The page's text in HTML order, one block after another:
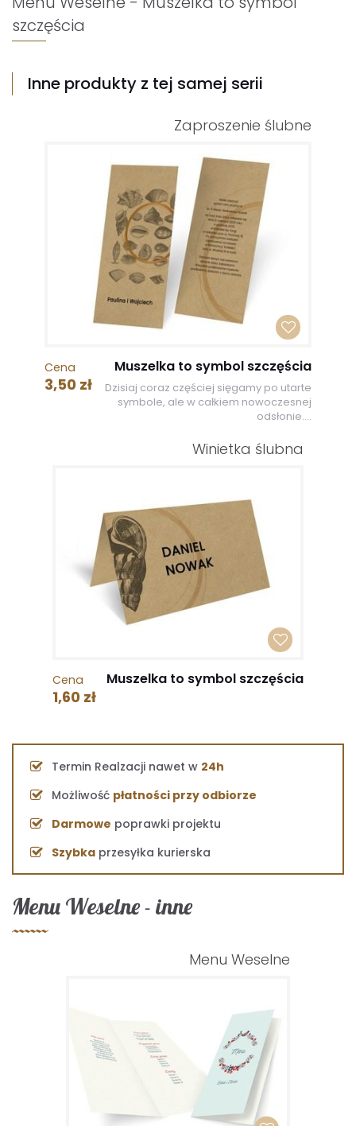
szczęścia
Menu Weselne - inne
Menu Weselne
Inne produkty z tej samej serii
Zaproszenie ślubne
Cena
3,50 zł
Muszelka to symbol szczęścia
Dzisiaj coraz częściej sięgamy po utarte
symbole, ale w całkiem nowoczesnej
odsłonie....
Winietka ślubna
Cena
1,60 zł
Muszelka to symbol szczęścia
Termin Realzacji nawet w 24h
Możliwość płatności przy odbiorze
Darmowe poprawki projektu
Szybka przesyłka kurierska